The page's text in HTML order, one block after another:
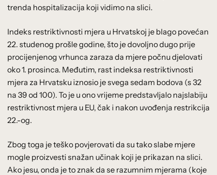
trenda hospitalizacija koji vidimo na slici.
Indeks restriktivnosti mjera u Hrvatskoj je blago povećan
22. studenog prošle godine, što je dovoljno dugo prije
procijenjenog vrhunca zaraza da mjere počnu djelovati
oko 1. prosinca. Međutim, rast indeksa restriktivnosti
mjera za Hrvatsku iznosio je svega sedam bodova (s 32
na 39 od 100). To je u ono vrijeme predstavljalo najslabiju
restriktivnost mjera u EU, čak i nakon uvođenja restrikcija
22.-og.
Zbog toga je teško povjerovati da su tako slabe mjere
mogle proizvesti snažan učinak koji je prikazan na slici.
Ako jesu, onda je to znak da se razumnim mjerama (koje